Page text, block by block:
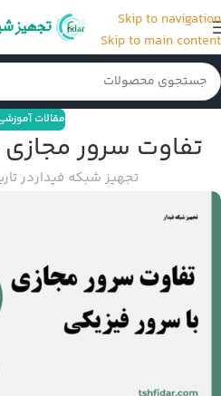
Skip to navigation
Skip to main content
مقالات
تفاوت سرور
تجهیز شبکه فیداردر تاریخ